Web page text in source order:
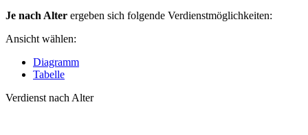
Je nach Alter ergeben sich folgende Verdienstmöglichkeiten:
Ansicht wählen:
Diagramm
Tabelle
Verdienst nach Alter